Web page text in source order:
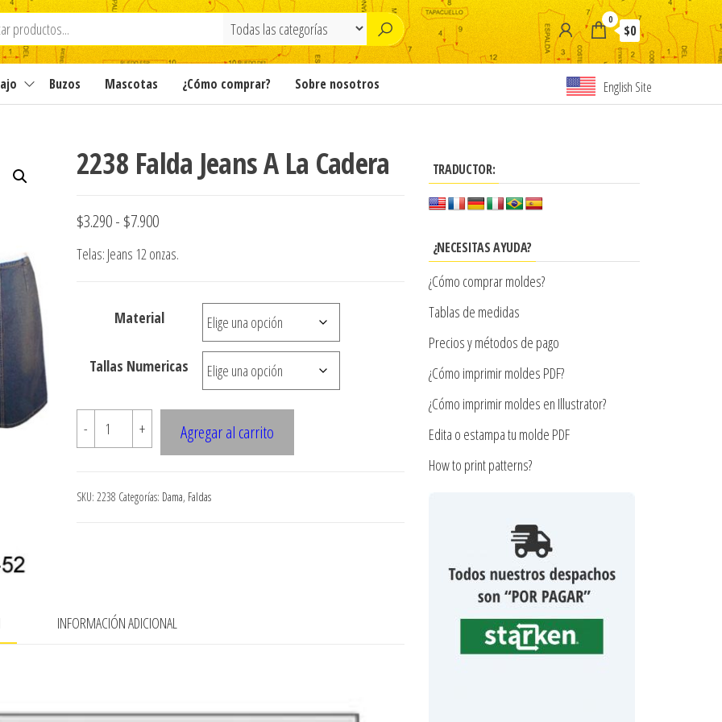
0
$0
Buzos Mascotas ¿Cómo comprar? Sobre nosotros English Site
2238 Falda Jeans A La Cadera
$3.290- $7.900Rango
de
$3.290
Telas: Jeans 12 onzas.
Material
Tallas Numericas
-
2238
Falda
A
+ Agregar al carrito
SKU: 2238 Categorías: Dama, Faldas
INFORMACIÓN ADICIONAL
TRADUCTOR:
¿NECESITAS AYUDA?
¿Cómo comprar moldes?
Tablas de medidas
Precios y métodos de pago
¿Cómo imprimir moldes PDF?
¿Cómo imprimir moldes en Illustrator?
Edita o estampa tu molde PDF
How to print patterns?